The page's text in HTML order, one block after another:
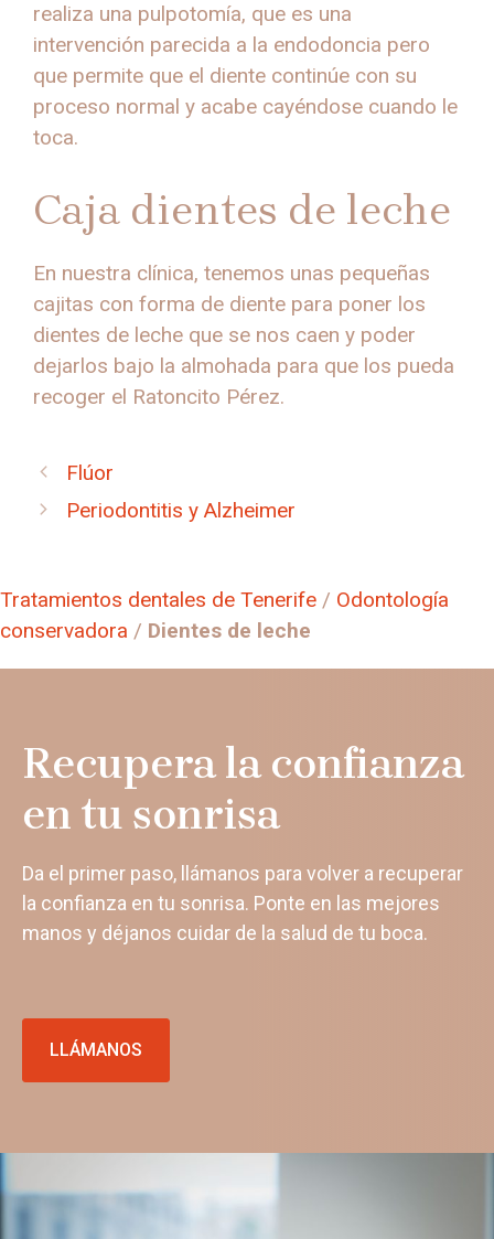
realiza una pulpotomía, que es una
intervención parecida a la endodoncia pero
que permite que el diente continúe con su
proceso normal y acabe cayéndose cuando le
toca.
Caja dientes de leche
En nuestra clínica, tenemos unas pequeñas
cajitas con forma de diente para poner los
dientes de leche que se nos caen y poder
dejarlos bajo la almohada para que los pueda
recoger el Ratoncito Pérez.
Flúor
Periodontitis y Alzheimer
Tratamientos dentales de Tenerife / Odontología
conservadora / Dientes de leche
Recupera la confianza
en tu sonrisa
Da el primer paso, llámanos para volver a recuperar
la confianza en tu sonrisa. Ponte en las mejores
manos y déjanos cuidar de la salud de tu boca.
LLÁMANOS